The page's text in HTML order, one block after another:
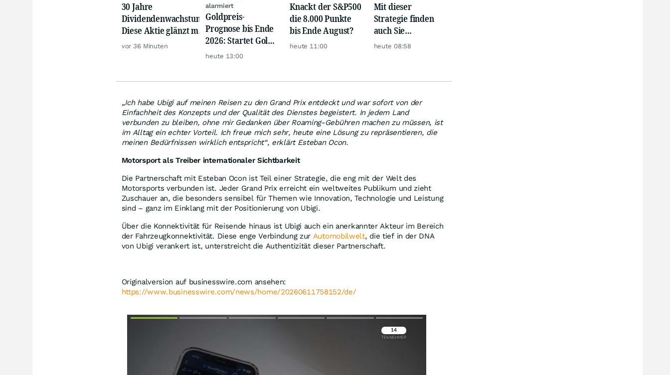
30 Jahre
Dividendenwachstum:
Diese Aktie glänzt mit
Traum-Renditen
vor 36 Minuten
alarmiert
Goldpreis-
Prognose bis Ende
2026: Startet Gold
jetzt eine neue
heute 13:00
Knackt der S&P500
die 8.000 Punkte
bis Ende August?
heute 11:00
Mit dieser
Strategie finden
auch Sie
zuverlässig
heute 08:58
„Ich habe Ubigi auf meinen Reisen zu den Grand Prix entdeckt und war sofort von der
Einfachheit des Konzepts und der Qualität des Dienstes begeistert. In jedem Land
verbunden zu bleiben, ohne mir Gedanken über Roaming-Gebühren machen zu müssen, ist
im Alltag ein echter Vorteil. Ich freue mich sehr, heute eine Lösung zu repräsentieren, die
meinen Bedürfnissen wirklich entspricht“, erklärt Esteban Ocon.
Motorsport als Treiber internationaler Sichtbarkeit
Die Partnerschaft mit Esteban Ocon ist Teil einer Strategie, die eng mit der Welt des
Motorsports verbunden ist. Jeder Grand Prix erreicht ein weltweites Publikum und zieht
Zuschauer an, die besonders sensibel für Themen wie Innovation, Technologie und Leistung
sind – ganz im Einklang mit der Positionierung von Ubigi.
Über die Konnektivität für Reisende hinaus ist Ubigi auch ein anerkannter Akteur im Bereich
der Fahrzeugkonnektivität. Diese enge Verbindung zur Automobilwelt, die tief in der DNA
von Ubigi verankert ist, unterstreicht die Authentizität dieser Partnerschaft.
Originalversion auf businesswire.com ansehen:
https://www.businesswire.com/news/home/20260611758152/de/